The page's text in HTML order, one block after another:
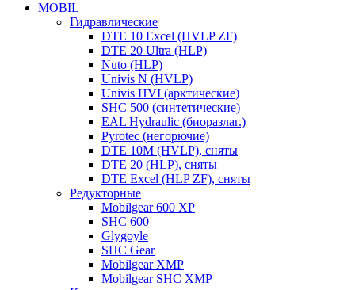
MOBIL
Гидравлические
DTE 10 Excel (HVLP ZF)
DTE 20 Ultra (HLP)
Nuto (HLP)
Univis N (HVLP)
Univis HVI (арктические)
SHC 500 (синтетические)
EAL Hydraulic (биоразлаг.)
Pyrotec (негорючие)
DTE 10M (HVLP), сняты
DTE 20 (HLP), сняты
DTE Excel (HLP ZF), сняты
Редукторные
Mobilgear 600 XP
SHC 600
Glygoyle
SHC Gear
Mobilgear XMP
Mobilgear SHC XMP